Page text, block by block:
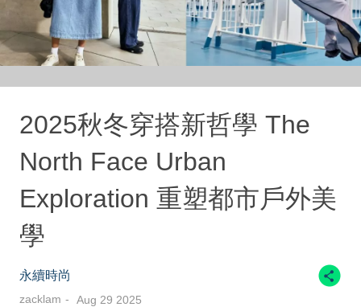
2025秋冬穿搭新哲學 The
North Face Urban
Exploration 重塑都市戶外美
學
永續時尚
zacklam Aug 29 2025